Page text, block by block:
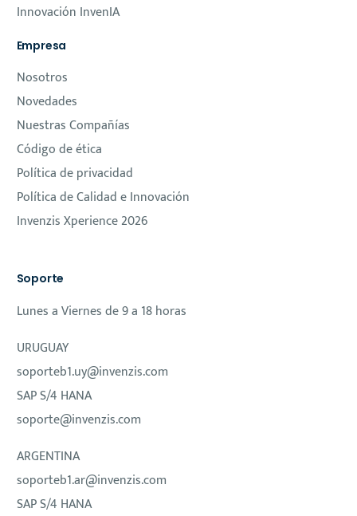
Innovación InvenIA
Empresa
Nosotros
Novedades
Nuestras Compañías
Código de ética
Política de privacidad
Política de Calidad e Innovación
Invenzis Xperience 2026
Soporte
Lunes a Viernes de 9 a 18 horas
URUGUAY
soporteb1.uy@invenzis.com
SAP S/4 HANA
soporte@invenzis.com
ARGENTINA
soporteb1.ar@invenzis.com
SAP S/4 HANA